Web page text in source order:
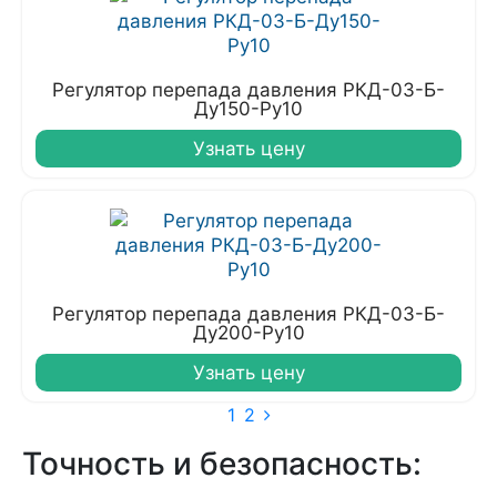
Регулятор перепада давления РКД-03-Б-
Ду150-Ру10
Узнать цену
Регулятор перепада давления РКД-03-Б-
Ду200-Ру10
Узнать цену
1 2
Точность и безопасность: